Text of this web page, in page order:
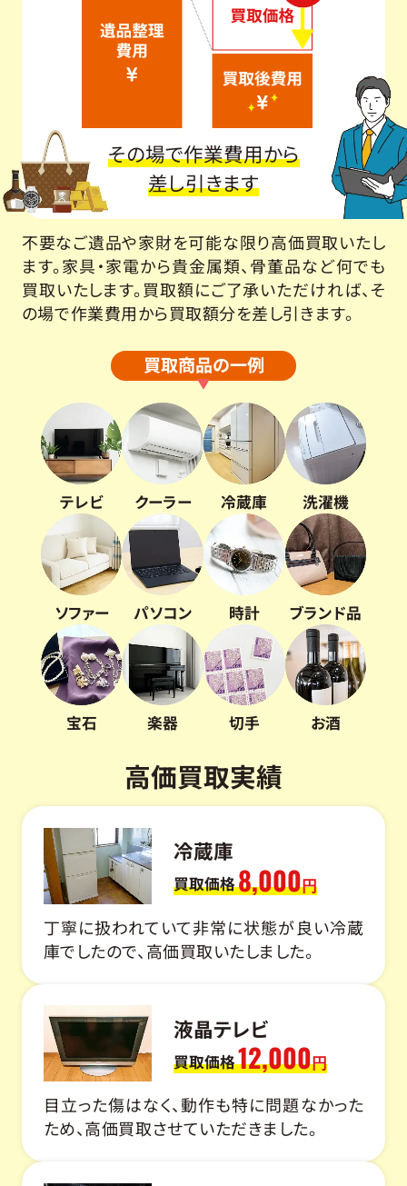
その場で作業費用から
差し引きます
不要なご遺品や家財を可能な限り高価買取いたし
ます。家具・家電から貴金属類、骨董品など何でも
買取いたします。買取額にご了承いただければ、そ
の場で作業費用から買取額分を差し引きます。
買取商品の一例
テレビ クーラー 冷蔵庫 洗濯機
ソファー パソコン 時計 ブランド品
宝石 楽器 切手 お酒
高価買取実績
冷蔵庫
買取価格8,000円
丁寧に扱われていて非常に状態が良い冷蔵
庫でしたので、高価買取いたしました。
液晶テレビ
買取価格12,000円
目立った傷はなく、動作も特に問題なかった
ため、高価買取させていただきました。